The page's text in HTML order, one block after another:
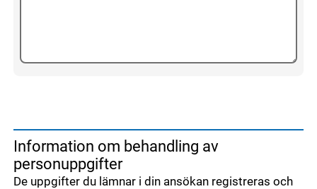
Information om behandling av
personuppgifter
De uppgifter du lämnar i din ansökan registreras och